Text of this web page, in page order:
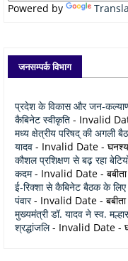
Powered by
जनसम्पर्क विभाग
प्रदेश के विकास और जन-
कैबिनेट स्वीकृति - Invalid
मध्य क्षेत्रीय परिषद् की अगली
यादव - Invalid Date -
कौशल प्रशिक्षण से बढ़ रहा
कदम- Invalid Date -
ई-रिक्शा से कैबिनेट बैठक के लिए
पंवार- Invalid Date -
मुख्यमंत्री डॉ. यादव ने स्व.
श्रद्धांजलि- Invalid Date -